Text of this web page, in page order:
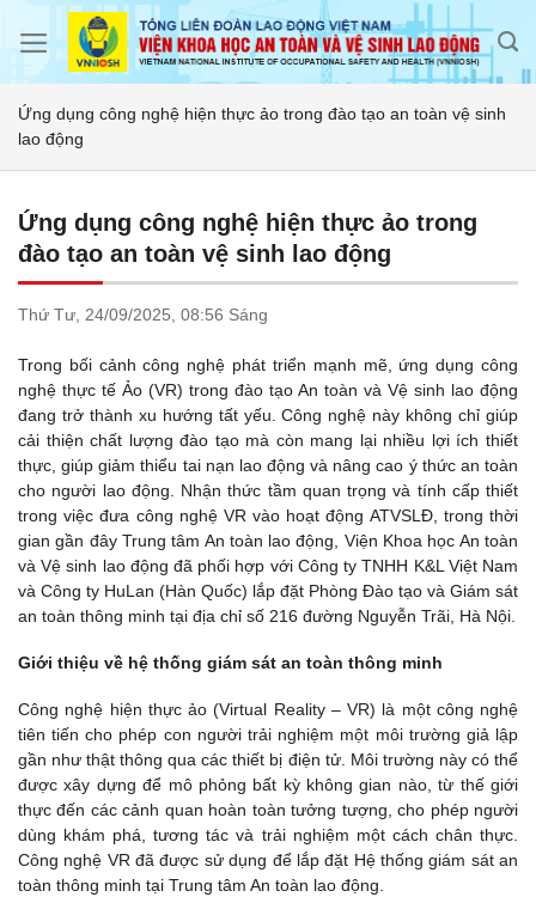
Ứng dụng công nghệ hiện thực ảo trong đào tạo an toàn vệ sinh
lao động
Ứng dụng công nghệ hiện thực ảo trong
đào tạo an toàn vệ sinh lao động
Thứ Tư, 24/09/2025, 08:56 Sáng
Trong bối cảnh công nghệ phát triển mạnh mẽ, ứng dụng công
nghệ thực tế Ảo (VR) trong đào tạo An toàn và Vệ sinh lao động
đang trở thành xu hướng tất yếu. Công nghệ này không chỉ giúp
cải thiện chất lượng đào tạo mà còn mang lại nhiều lợi ích thiết
thực, giúp giảm thiểu tai nạn lao động và nâng cao ý thức an toàn
cho người lao động. Nhận thức tầm quan trọng và tính cấp thiết
trong việc đưa công nghệ VR vào hoạt động ATVSLĐ, trong thời
gian gần đây Trung tâm An toàn lao động, Viện Khoa học An toàn
và Vệ sinh lao động đã phối hợp với Công ty TNHH K&L Việt Nam
và Công ty HuLan (Hàn Quốc) lắp đặt Phòng Đào tạo và Giám sát
an toàn thông minh tại địa chỉ số 216 đường Nguyễn Trãi, Hà Nội.
Giới thiệu về hệ thống giám sát an toàn thông minh
Công nghệ hiện thực ảo (Virtual Reality – VR) là một công nghệ
tiên tiến cho phép con người trải nghiệm một môi trường giả lập
gần như thật thông qua các thiết bị điện tử. Môi trường này có thể
được xây dựng để mô phỏng bất kỳ không gian nào, từ thế giới
thực đến các cảnh quan hoàn toàn tưởng tượng, cho phép người
dùng khám phá, tương tác và trải nghiệm một cách chân thực.
Công nghệ VR đã được sử dụng để lắp đặt Hệ thống giám sát an
toàn thông minh tại Trung tâm An toàn lao động.